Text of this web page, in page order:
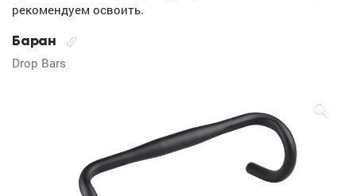
рекомендуем освоить.
Баран
Drop Bars